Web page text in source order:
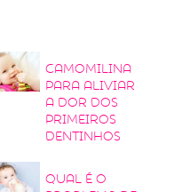
Camomilina
para aliviar
a dor dos
primeiros
dentinhos
Qual é o